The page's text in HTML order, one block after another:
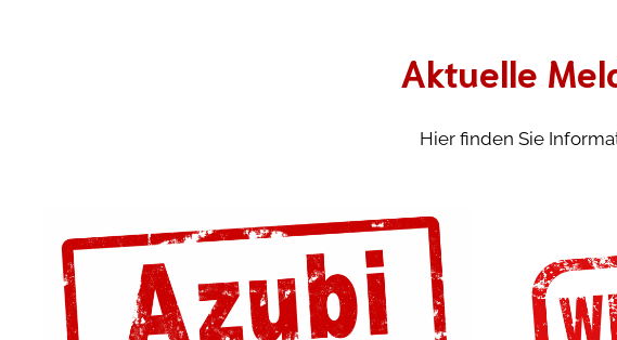
Aktuelle
Hier finden Sie